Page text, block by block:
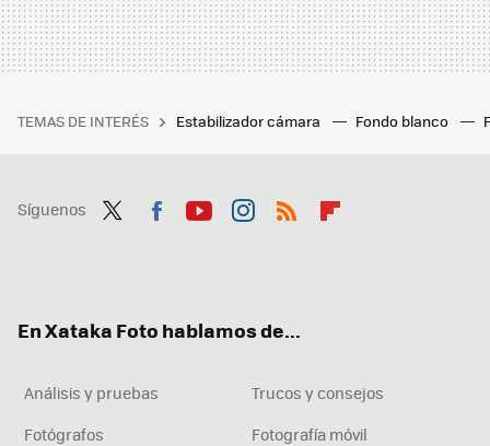
TEMAS DE INTERÉS Estabilizador cámara Fondo blanco
Síguenos
En Xataka Foto hablamos de...
Análisis y pruebas
Trucos y consejos
Fotógrafos
Fotografía móvil